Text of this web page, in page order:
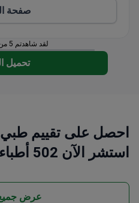
صفحة
لقد شاهدتم 5 من 484 عيادات
تحميل
احصل على تقييم
استشر الآن 502 أطباء ذوي الخبرة.
عرض جميع